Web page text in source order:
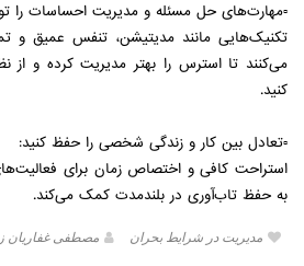
▫️مهارت‌های حل مسئله و مدیریت احساسات را
تکنیک‌هایی مانند مدیتیشن، تنفس عمیق و
می‌کنند تا استرس را بهتر مدیریت کرده و از
کنید.
▫️تعادل بین کار و زندگی شخصی را حفظ کنید:
استراحت کافی و اختصاص زمان برای
به حفظ تاب‌آوری در بلندمدت کمک می‌کند.
مصطفی غفاریان مدیریت در شرایط بحران